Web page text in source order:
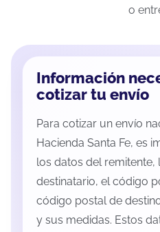
o
Información
cotizar tu envío
Para cotizar un envío
Hacienda Santa Fe, es
los datos del remitente,
destinatario, el código
código postal de
y sus medidas. Estos